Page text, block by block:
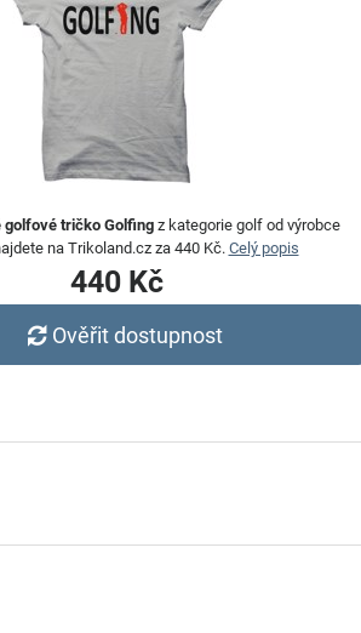
golfové tričko Golfing z kategorie golf od výrobce
na Trikoland.cz za 440 Kč. Celý popis
440 Kč
Ověřit dostupnost